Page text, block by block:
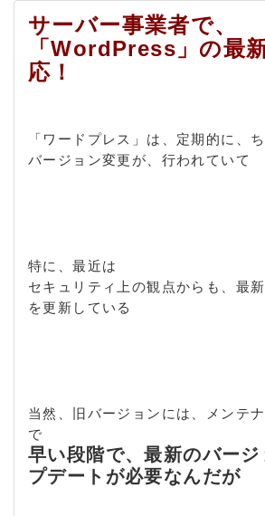
サーバー事業者で、
「WordPress」の最
応！
「ワードプレス」は、定期的に、
バージョン変更が、行われていて
特に、最近は
セキュリティ上の観点からも、最
を更新している
当然、旧バージョンには、メンテ
で
早い段階で、最新のバージ
プデートが必要なんだが